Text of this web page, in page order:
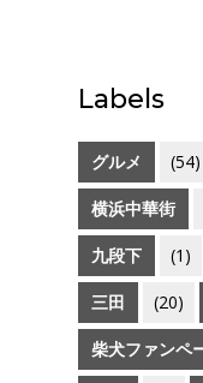
Labels
グルメ (54)
横浜中華街
九段下 (1)
三田 (20)
柴犬ファンペ